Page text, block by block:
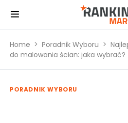
Home Poradnik Wyboru
do malowania ścian: jaka wybrać?
PORADNIK WYBORU